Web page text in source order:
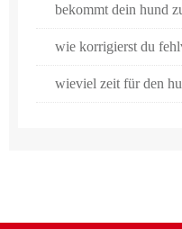
bekommt dein hund
wie korrigierst du
wieviel zeit für den